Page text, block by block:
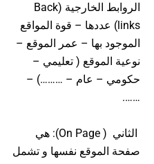
الروابط الخارجية (Back
links) عددها – قوة المواقع
الموجود بها – عمر الموقع –
نوعية الموقع ( تعليمي –
حكومي – عام – ………) –
…….
الثاني ( On Page): هي
صفحة الموقع نفسها و تشمل